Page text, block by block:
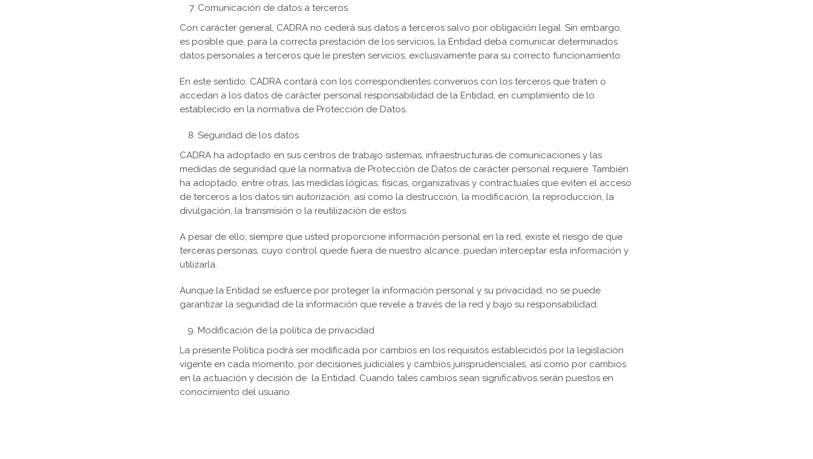
Comunicación de datos a terceros
Con carácter general, CADRA no cederá sus datos a terceros salvo por obligación legal. Sin embargo,
es posible que, para la correcta prestación de los servicios, la Entidad deba comunicar determinados
datos personales a terceros que le presten servicios, exclusivamente para su correcto funcionamiento.
En este sentido, CADRA contará con los correspondientes convenios con los terceros que traten o
accedan a los datos de carácter personal responsabilidad de la Entidad, en cumplimiento de lo
establecido en la normativa de Protección de Datos.
Seguridad de los datos
CADRA ha adoptado en sus centros de trabajo sistemas, infraestructuras de comunicaciones y las
medidas de seguridad que la normativa de Protección de Datos de carácter personal requiere. También
ha adoptado, entre otras, las medidas lógicas, físicas, organizativas y contractuales que eviten el acceso
de terceros a los datos sin autorización, así como la destrucción, la modificación, la reproducción, la
divulgación, la transmisión o la reutilización de estos.
A pesar de ello, siempre que usted proporcione información personal en la red, existe el riesgo de que
terceras personas, cuyo control quede fuera de nuestro alcance, puedan interceptar esta información y
utilizarla.
Aunque la Entidad se esfuerce por proteger la información personal y su privacidad, no se puede
garantizar la seguridad de la información que revele a través de la red y bajo su responsabilidad.
Modificación de la política de privacidad
La presente Política podrá ser modificada por cambios en los requisitos establecidos por la legislación
vigente en cada momento, por decisiones judiciales y cambios jurisprudenciales, así como por cambios
en la actuación y decisión de la Entidad. Cuando tales cambios sean significativos serán puestos en
conocimiento del usuario.